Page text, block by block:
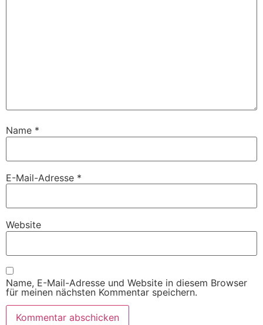
Name *
E-Mail-Adresse *
Website
Name, E-Mail-Adresse und Website in diesem Browser
für meinen nächsten Kommentar speichern.